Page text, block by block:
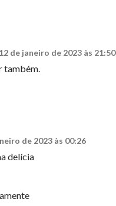
12 de janeiro de 2023 às 21:50
também.
de 2023 às 00:26
delícia